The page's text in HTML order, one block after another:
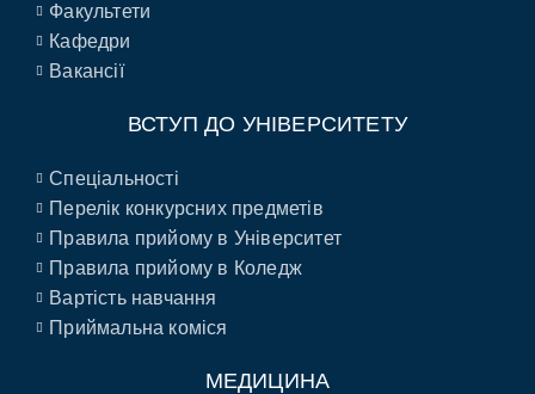
Факультети
Кафедри
Вакансії
ВСТУП ДО УНІВЕРСИТЕТУ
Спеціальності
Перелік конкурсних предметів
Правила прийому в Університет
Правила прийому в Коледж
Вартість навчання
Приймальна коміся
МЕДИЦИНА